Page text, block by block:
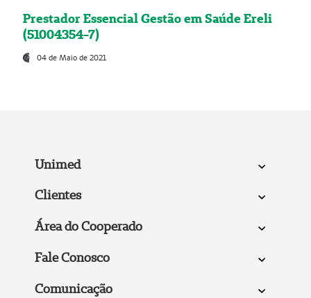
Prestador Essencial Gestão em Saúde Ereli
(51004354-7)
04 de Maio de 2021
Unimed
Clientes
Área do Cooperado
Fale Conosco
Comunicação